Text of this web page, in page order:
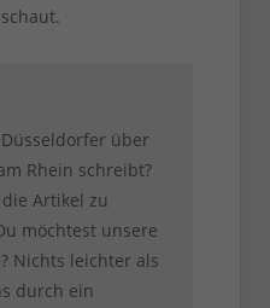
über
Rhein schreibt?
Artikel zu
möchtest unsere
Nichts leichter als
durch ein